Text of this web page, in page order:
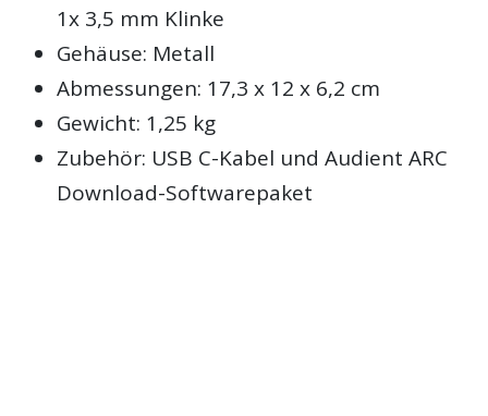
1x 3,5 mm Klinke
Gehäuse: Metall
Abmessungen: 17,3 x 12 x 6,2 cm
Gewicht: 1,25 kg
Zubehör: USB C-Kabel und Audient ARC
Download-Softwarepaket